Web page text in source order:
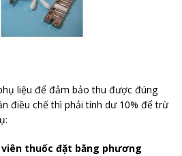
liệu để đảm bảo thu được đúng
điều chế thì phải tính dư 10% để trừ
viên thuốc đặt bằng phương